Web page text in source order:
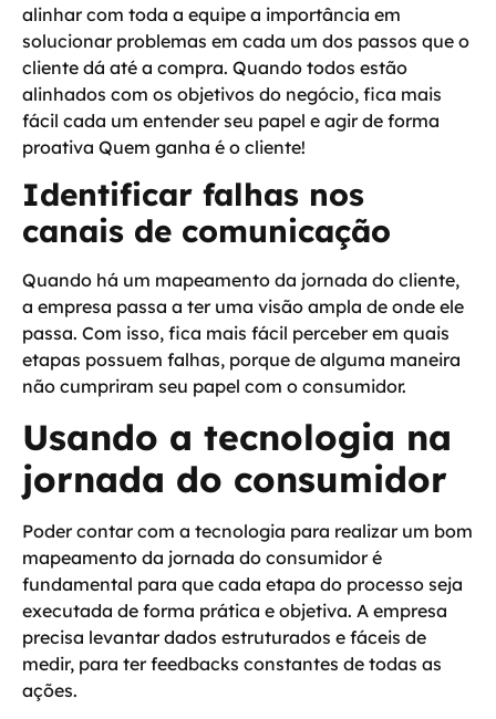
alinhar com toda a equipe a importância em
solucionar problemas em cada um dos passos que o
cliente dá até a compra. Quando todos estão
alinhados com os objetivos do negócio, fica mais
fácil cada um entender seu papel e agir de forma
proativa Quem ganha é o cliente!
Identificar falhas nos
canais de comunicação
Quando há um mapeamento da jornada do cliente,
a empresa passa a ter uma visão ampla de onde ele
passa. Com isso, fica mais fácil perceber em quais
etapas possuem falhas, porque de alguma maneira
não cumpriram seu papel com o consumidor.
Usando a tecnologia na
jornada do consumidor
Poder contar com a tecnologia para realizar um bom
mapeamento da jornada do consumidor é
fundamental para que cada etapa do processo seja
executada de forma prática e objetiva. A empresa
precisa levantar dados estruturados e fáceis de
medir, para ter feedbacks constantes de todas as
ações.